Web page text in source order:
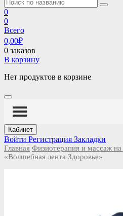
0
0
Всего
0,00₽
0 заказов
В корзину
Нет продуктов в корзине
Кабинет
Войти Регистрация Закладки
Главная Физиотерапия и массаж
«Волшебная лента Здоровье»